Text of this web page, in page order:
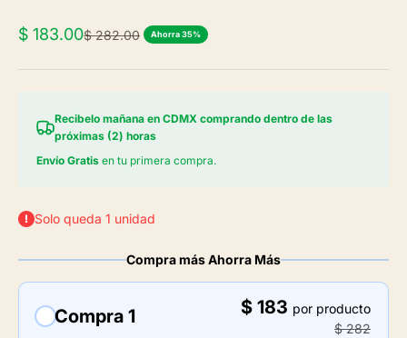
Precio de oferta
$ 183.00Precio normal
$ 282.00 Ahorra 35%
Recibelo mañana en CDMX comprando dentro de las
próximas (2) horas
Envío Gratis en tu primera compra.
Solo queda 1 unidad
Compra más Ahorra Más
Compra 1 $ 183 por producto
$ 282